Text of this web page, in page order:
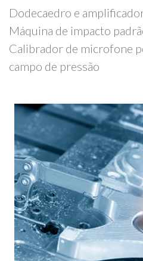
Dodecaedro e
Máquina de impacto
Calibrador de microfone
campo de pressão